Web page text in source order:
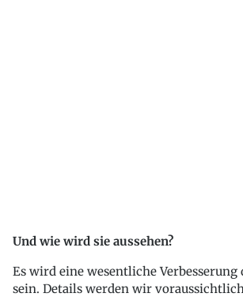
Und wie wird sie aussehen?
Es wird eine wesentliche Verbesserung
sein. Details werden wir